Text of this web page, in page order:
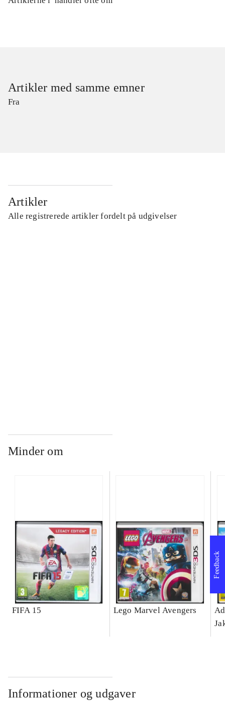
Artikler med samme emner
Fra
Artikler
Alle registrerede artikler fordelt på udgivelser
Minder om
FIFA 15 Lego Marvel Avengers
Informationer og udgaver
Feedback